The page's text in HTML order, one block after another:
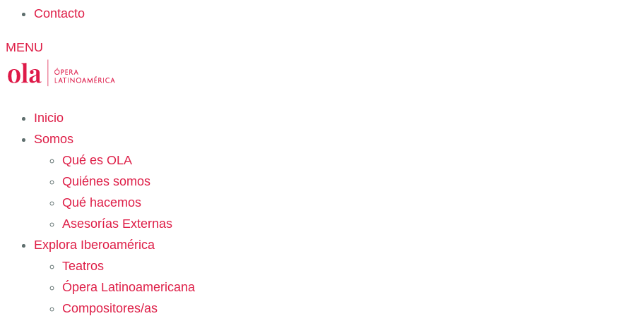
Contacto
MENU
Inicio
Somos
Qué es OLA
Quiénes somos
Qué hacemos
Asesorías Externas
Explora Iberoamérica
Teatros
Ópera Latinoamericana
Compositores/as